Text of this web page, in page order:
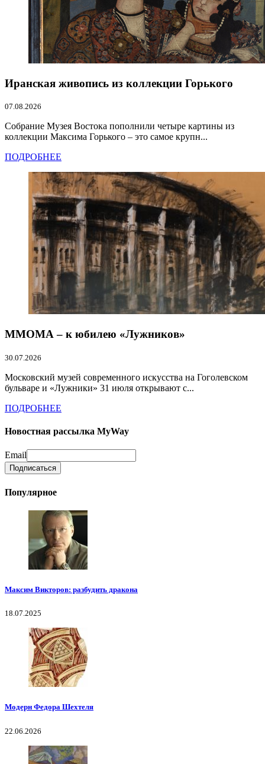
Иранская живопись из коллекции Горького
07.08.2026
Собрание Музея Востока пополнили четыре картины из
коллекции Максима Горького – это самое крупн...
ПОДРОБНЕЕ
ММОМА – к юбилею «Лужников»
30.07.2026
Московский музей современного искусства на Гоголевском
бульваре и «Лужники» 31 июля открывают с...
ПОДРОБНЕЕ
Новостная рассылка MyWay
Email
Популярное
Максим Викторов: разбудить дракона
18.07.2025
Модерн Федора Шехтеля
22.06.2026